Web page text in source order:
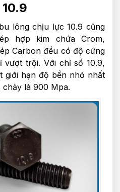
lông chịu lực 10.9 cũng
hợp kim chứa Crom,
Carbon đều có độ cứng
trội. Với chỉ số 10.9,
giới hạn độ bền nhỏ nhất
chảy là 900 Mpa.